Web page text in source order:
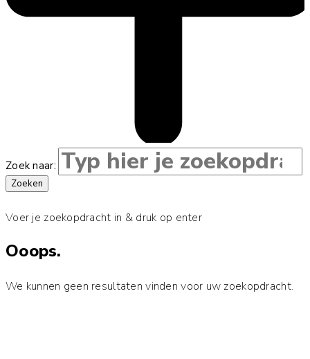
Zoek naar:
Zoeken
Voer je zoekopdracht in & druk op enter
Ooops.
We kunnen geen resultaten vinden voor uw zoekopdracht.